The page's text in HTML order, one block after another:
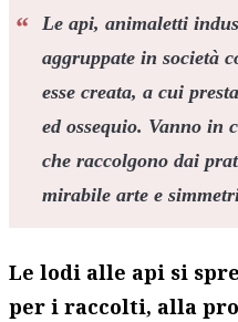
Le api, animaletti
aggruppate in società
esse creata, a cui
ed ossequio. Vanno in
che raccolgono dai
mirabile arte e
Le lodi alle api si
per i raccolti, alla